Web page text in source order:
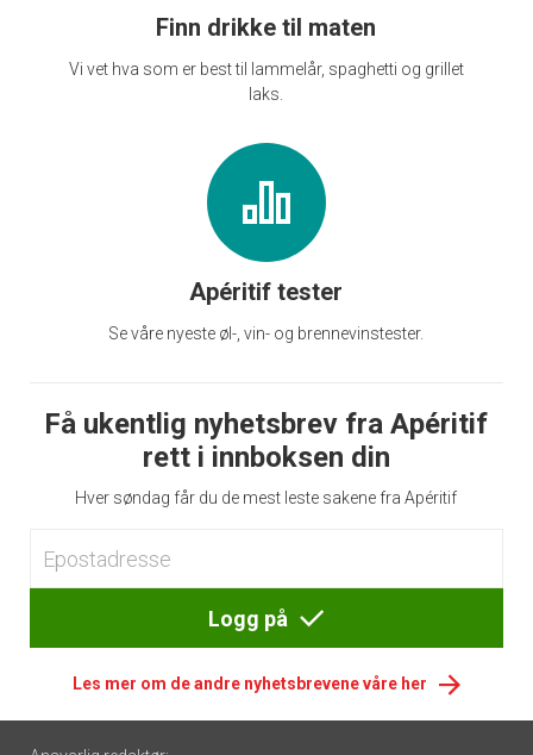
Finn drikke til maten
Vi vet hva som er best til lammelår, spaghetti og grillet
laks.
Apéritif tester
Se våre nyeste øl-, vin- og brennevinstester.
Få ukentlig nyhetsbrev fra Apéritif
rett i innboksen din
Hver søndag får du de mest leste sakene fra Apéritif
Logg på
Les mer om de andre nyhetsbrevene våre her
Footer